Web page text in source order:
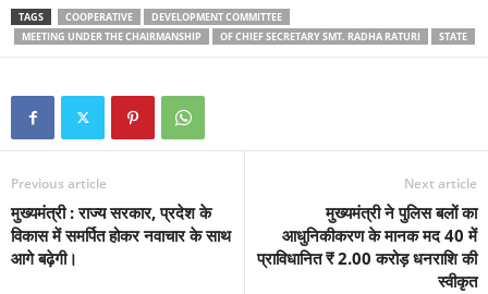
TAGS COOPERATIVE
DEVELOPMENT COMMITTEE
MEETING UNDER THE CHAIRMANSHIP
OF CHIEF SECRETARY SMT. RADHA RATURI STATE
Previous article
मुख्यमंत्री : राज्य सरकार, प्रदेश के
विकास में समर्पित होकर नवाचार के साथ
आगे बढ़ेगी।
Next article
मुख्यमंत्री ने पुलिस बलों का
आधुनिकीकरण के मानक मद 40 में
प्राविधानित ₹ 2.00 करोड़ धनराशि की
स्वीकृत